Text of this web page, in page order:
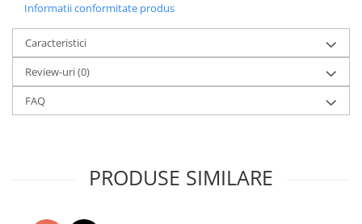
Informatii conformitate produs
Caracteristici
Review-uri(0)
FAQ
PRODUSE SIMILARE